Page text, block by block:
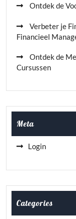
Ontdek de
Verbeter je
Financieel
Ontdek de
Cursussen
Meta
Login
Categories